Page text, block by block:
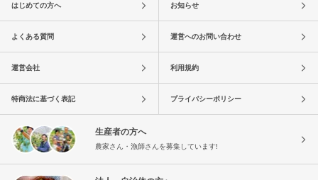
はじめての方へ お知らせ
よくある質問 運営へのお問い合わせ
運営会社 利用規約
特商法に基づく表記 プライバシーポリシー
生産者の方へ
農家さん・漁師さんを募集しています!